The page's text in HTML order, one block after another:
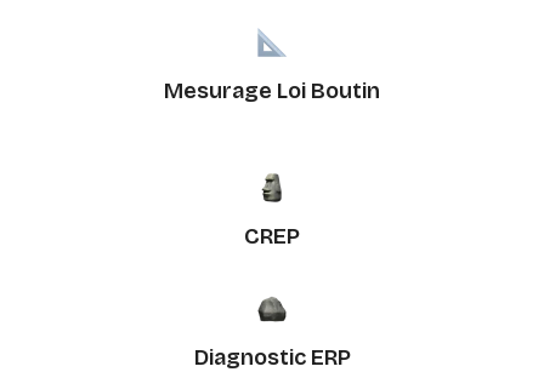
Mesurage Loi Boutin
CREP
Diagnostic ERP